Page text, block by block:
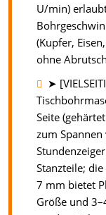
U/min)
(Kupfer,
ohne
➤
Seite
zum
Stanzteile;
7 mm bietet
Größe und